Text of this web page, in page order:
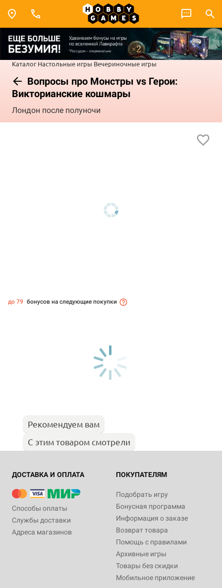
Каталог Настольные игры Вечериночные игры
Вопросы про Монстры vs Герои:
Викторианские кошмары
Лондон после полуночи
до 79 бонусов на следующие покупки
Рекомендуем вам
С этим товаром смотрели
ДОСТАВКА И ОПЛАТА
Способы оплаты
Службы доставки
Адреса магазинов
ПОКУПАТЕЛЯМ
Подобрать игру
Бонусная программа
Информация о заказе
Возврат товара
Помощь с правилами
Архивные игры
Товары без скидки
Мобильное приложение